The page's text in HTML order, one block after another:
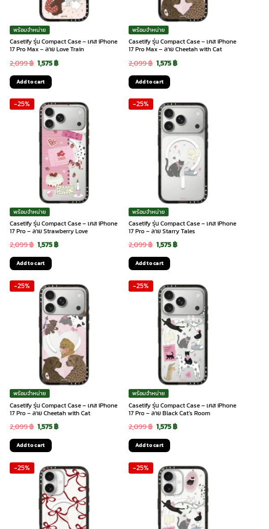
พร้อมจำหน่าย
Casetify รุ่น Compact Case – เคส iPhone
17 Pro Max – ลาย Love Train
2,099฿ Original
price
was:
2,099 ฿.
1,575฿Current
1,575 ฿.
Add to cart
พร้อมจำหน่าย
Casetify รุ่น Compact Case – เคส iPhone
17 Pro Max – ลาย Cheetah with Cat
2,099฿ Original
price
was:
2,099 ฿.
1,575฿Current
1,575 ฿.
Add to cart
-25%
พร้อมจำหน่าย
Casetify รุ่น Compact Case – เคส iPhone
17 Pro – ลาย Strawberry Love
2,099฿ Original
price
was:
2,099 ฿.
1,575฿Current
1,575 ฿.
Add to cart
-25%
พร้อมจำหน่าย
Casetify รุ่น Compact Case – เคส iPhone
17 Pro – ลาย Starry Tales
2,099฿ Original
price
was:
2,099 ฿.
1,575฿Current
1,575 ฿.
Add to cart
-25%
พร้อมจำหน่าย
Casetify รุ่น Compact Case – เคส iPhone
17 Pro – ลาย Cheetah with Cat
2,099฿ Original
price
was:
2,099 ฿.
1,575฿Current
1,575 ฿.
Add to cart
-25%
พร้อมจำหน่าย
Casetify รุ่น Compact Case – เคส iPhone
17 Pro – ลาย Black Cat’s Room
2,099฿ Original
price
was:
2,099 ฿.
1,575฿Current
1,575 ฿.
Add to cart
-25% -25%